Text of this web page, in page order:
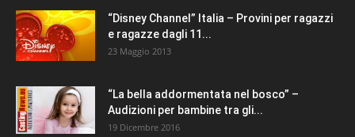
“Disney Channel” Italia – Provini per ragazzi
e ragazze dagli 11...
23 Maggio 2013
“La bella addormentata nel bosco” –
Audizioni per bambine tra gli...
19 Dicembre 2016